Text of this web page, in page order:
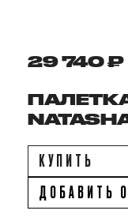
29 740 ₽
КУПИТЬ
ДОБАВИТЬ